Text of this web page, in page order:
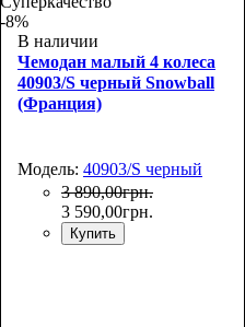
-8%
В наличии
Чемодан малый 4 колеса
40903/S черный Snowball
(Франция)
Модель: 40903/S черный
3 890,00грн.
3 590,00грн.
Купить